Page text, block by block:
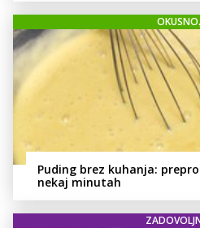
Puding brez kuhanja:
nekaj minutah